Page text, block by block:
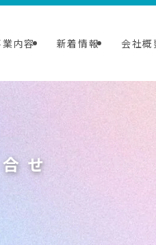
業内容 新着情報 会社概
せ